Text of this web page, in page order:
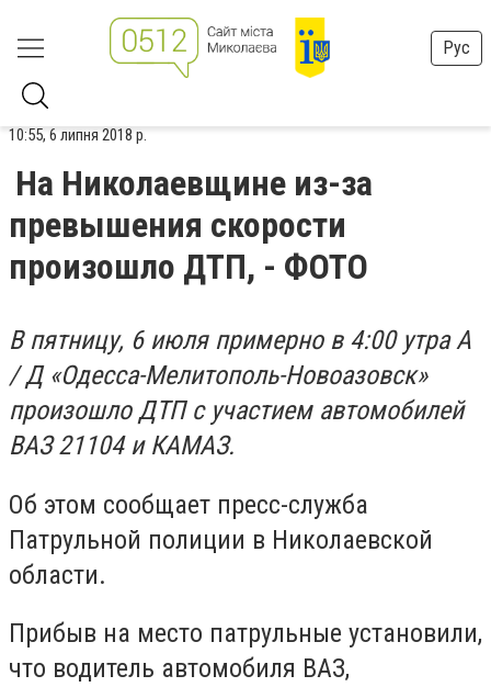
Рус
10:55, 6 липня 2018 р.
На Николаевщине из-за
превышения скорости
произошло ДТП, - ФОТО
В пятницу, 6 июля примерно в 4:00 утра А
/ Д «Одесса-Мелитополь-Новоазовск»
произошло ДТП с участием автомобилей
ВАЗ 21104 и КАМАЗ.
Об этом сообщает пресс-служба
Патрульной полиции в Николаевской
области.
Прибыв на место патрульные установили,
что водитель автомобиля ВАЗ,